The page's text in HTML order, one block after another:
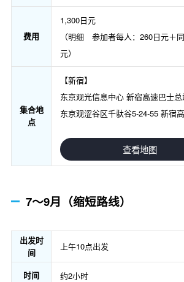
费用
1,300日元
（明细 参加者每人：260日元＋
元）
集合地
点
【新宿】
东京观光信息中心 新宿高速巴士
东京观涩谷区千驮谷5-24-55 新宿
查看地图
7～9月（缩短路线）
出发时
间
上午10点出发
时间 约2小时